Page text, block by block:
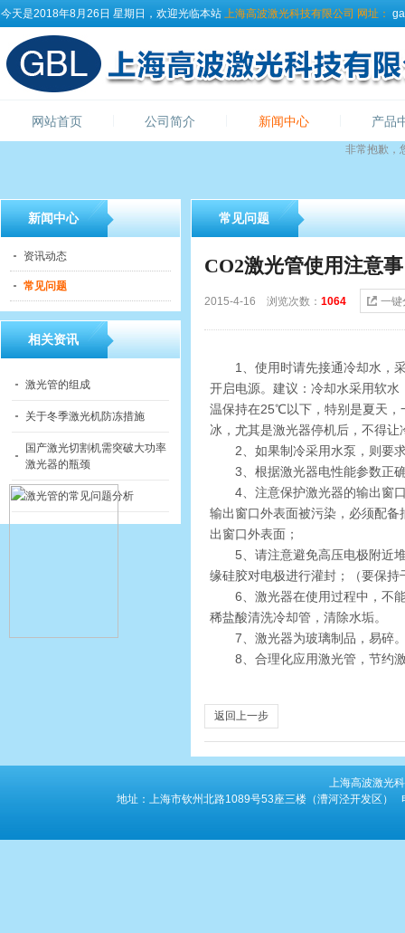
今天是2018年8月26日 星期日，欢迎光临本站 上海高波激光科技有限公司 网址：
网站首页 公司简介 新闻中心 产品
非常抱歉，
新闻中心
资讯动态
常见问题
相关资讯
激光管的组成
关于冬季激光机防冻措施
国产激光切割机需突破大功率
激光器的瓶颈
激光管的常见问题分析
常见问题
CO2激光管使用注意事
2015-4-16 浏览次数：1064 一键
1、使用时请先接通冷却水，
开启电源。建议：冷却水采用软
温保持在25℃以下，特别是夏天，
冰，尤其是激光器停机后，不得
2、如果制冷采用水泵，则要
3、根据激光器电性能参数正
4、注意保护激光器的输出窗
输出窗口外表面被污染，必须配
出窗口外表面；
5、请注意避免高压电极附近
缘硅胶对电极进行灌封；（要保
6、激光器在使用过程中，不
稀盐酸清洗冷却管，清除水垢。
7、激光器为玻璃制品，易碎
8、合理化应用激光管，节约
返回上一步
上海高波激光
地址：上海市钦州北路1089号53座三楼（漕河泾开发区